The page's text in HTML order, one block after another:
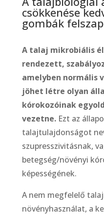
csökkenése
gombák
A talaj mikrobiális
rendezett,
amelyben normális
jöhet létre olyan
kórokozóinak
vezetne.Ezt az
talajtulajdonságot
szupresszivitásnak,
betegség/növényi
képességének.
A nem megfelelő
növényhasználat, a